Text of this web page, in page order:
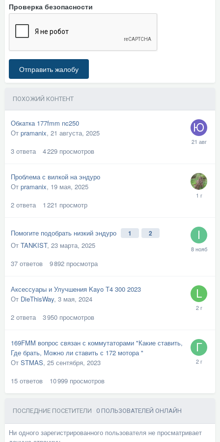
Проверка безопасности
Отправить жалобу
ПОХОЖИЙ КОНТЕНТ
Обкатка 177fmm nc250
От pramanix, 21 августа, 2025
3 ответа 4 229 просмотров
Проблема с вилкой на эндуро
От pramanix, 19 мая, 2025
2 ответа 1 221 просмотр
Помогите подобрать низкий эндуро 1 2
От TANKIST, 23 марта, 2025
37 ответов 9 892 просмотра
Аксессуары и Улучшения Kayo T4 300 2023
От DieThisWay, 3 мая, 2024
2 ответа 3 950 просмотров
169FMM вопрос связан с коммутаторами "Какие ставить,
Где брать, Можно ли ставить с 172 мотора "
От STMAS, 25 сентября, 2023
15 ответов 10 999 просмотров
ПОСЛЕДНИЕ ПОСЕТИТЕЛИ 0 ПОЛЬЗОВАТЕЛЕЙ ОНЛАЙН
Ни одного зарегистрированного пользователя не просматривает